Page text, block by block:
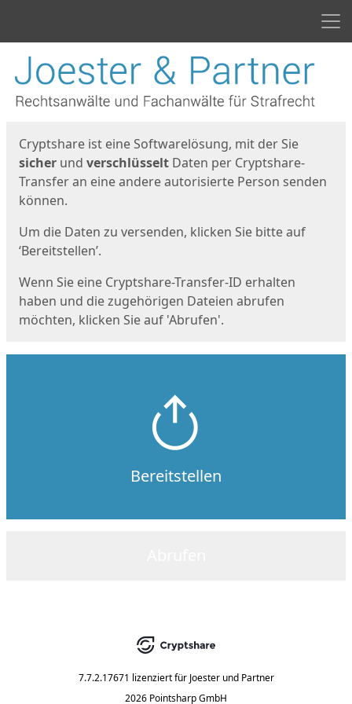
Start
Cryptshare ist eine Softwarelösung, mit der Sie
sicher und verschlüsselt Daten per Cryptshare-
Transfer an eine andere autorisierte Person senden
können.
Um die Daten zu versenden, klicken Sie bitte auf
‘Bereitstellen’.
Wenn Sie eine Cryptshare-Transfer-ID erhalten
haben und die zugehörigen Dateien abrufen
möchten, klicken Sie auf 'Abrufen'.
Bereitstellen
7.7.2.17671 lizenziert für Joester und Partner
2026 Pointsharp GmbH